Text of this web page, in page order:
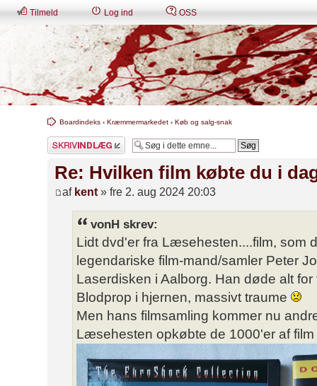
Tilmeld Log ind OSS
Boardindeks ‹ Kræmmermarkedet ‹ Køb og salg-snak
Skriv et svar
Re: Hvilken film købte du i
af kent » fre 2. aug 2024 20:03
vonH skrev:
Lidt dvd'er fra Læsehesten....film, som
legendariske film-mand/samler Peter
Laserdisken i Aalborg. Han døde alt
Blodprop i hjernen, massivt traume
Men hans filmsamling kommer nu
Læsehesten opkøbte de 1000'er af